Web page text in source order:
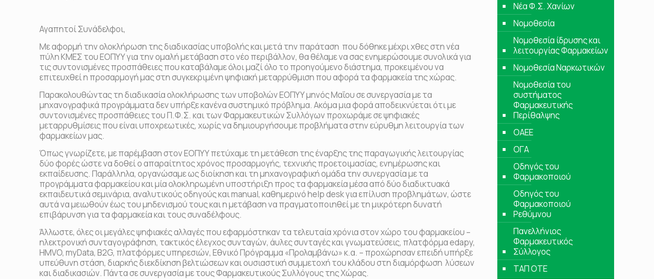
Αγαπητοί Συνάδελφοι,
Με αφορμή την ολοκλήρωση της διαδικασίας υποβολής και μετά την παράταση που δόθηκε μέχρι χθες στη νέα
πύλη ΚΜΕΣ του ΕΟΠΥΥ για την ομαλή μετάβαση στο νέο περιβάλλον, θα θέλαμε να σας ενημερώσουμε συνολικά για
τις συντονισμένες προσπάθειες που καταβάλαμε όλοι μαζί όλο το προηγούμενο διάστημα, προκειμένου να
επιτευχθεί η προσαρμογή μας στη συγκεκριμένη ψηφιακή μεταρρύθμιση που αφορά τα φαρμακεία της χώρας.
Παρακολουθώντας τη διαδικασία ολοκλήρωσης των υποβολών ΕΟΠΥΥ μηνός Μαΐου σε συνεργασία με τα
μηχανογραφικά προγράμματα δεν υπήρξε κανένα συστημικό πρόβλημα. Ακόμα μια φορά αποδεικνύεται ότι με
συντονισμένες προσπάθειες του Π.Φ.Σ. και των Φαρμακευτικών Συλλόγων προχωράμε σε ψηφιακές
μεταρρυθμίσεις που είναι υποχρεωτικές, χωρίς να δημιουργήσουμε προβλήματα στην εύρυθμη λειτουργία των
φαρμακείων μας.
Όπως γνωρίζετε, με παρέμβαση στον ΕΟΠΥΥ πετύχαμε τη μετάθεση της έναρξης της παραγωγικής λειτουργίας
δύο φορές ώστε να δοθεί ο απαραίτητος χρόνος προσαρμογής, τεχνικής προετοιμασίας, ενημέρωσης και
εκπαίδευσης. Παράλληλα, οργανώσαμε ως διοίκηση και τη μηχανογραφική ομάδα την συνεργασία με τα
προγράμματα φαρμακείου και μία ολοκληρωμένη υποστήριξη προς τα φαρμακεία μέσα από δύο διαδικτυακά
εκπαιδευτικά σεμινάρια, αναλυτικούς οδηγούς και manual, καθημερινό help desk για επίλυση προβλημάτων, ώστε
αυτά να μειωθούν έως του μηδενισμού τους και η μετάβαση να πραγματοποιηθεί με τη μικρότερη δυνατή
επιβάρυνση για τα φαρμακεία και τους συναδέλφους.
Άλλωστε, όλες οι μεγάλες ψηφιακές αλλαγές που εφαρμόστηκαν τα τελευταία χρόνια στον χώρο του φαρμακείου –
ηλεκτρονική συνταγογράφηση, τακτικός έλεγχος συνταγών, άυλες συνταγές και γνωματεύσεις, πλατφόρμα edapy,
HMVO, myData, B2G, πλατφόρμες υπηρεσιών, Εθνικό Πρόγραμμα «Προλαμβάνω» κ.α. – προχώρησαν επειδή υπήρξε
υπεύθυνη στάση, διαρκής διεκδίκηση βελτιώσεων και ουσιαστική συμμετοχή του κλάδου στη διαμόρφωση λύσεων
και διαδικασιών. Πάντα σε συνεργασία με τους Φαρμακευτικούς Συλλόγους της Χώρας.
Νέα Φ.Σ. Χανίων
Νομοθεσία
Νομοθεσία ίδρυσης και
λειτουργίας Φαρμακείων
Νομοθεσία Ναρκωτικών
Νομοθεσία του
συστήματος
Φαρμακευτικής
Περίθαλψης
ΟΑΕΕ
ΟΓΑ
Οδηγός του
Φαρμακοποιού
Οδηγός του
Φαρμακοποιού
Ρεθύμνου
Πανελλήνιος
Φαρμακευτικός
Σύλλογος
ΤΑΠ ΟΤΕ